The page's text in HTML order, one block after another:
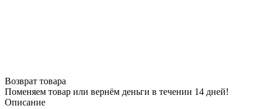
Возврат товара
Поменяем товар или вернём деньги в течении 14 дней!
Описание